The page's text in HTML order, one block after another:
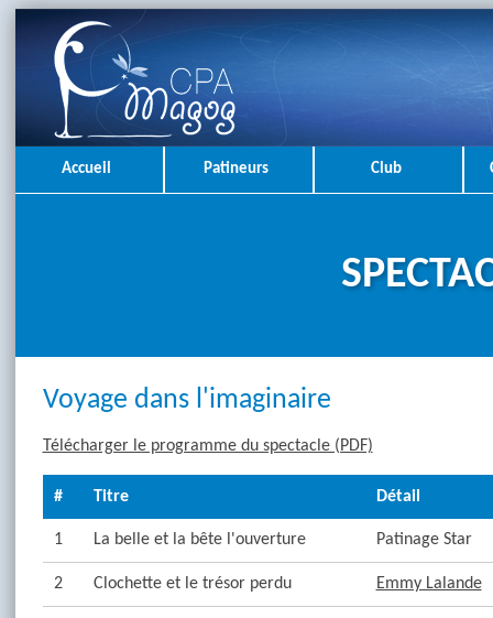
Accueil Patineurs Club
Voyage dans l'imaginaire
Télécharger le programme du spectacle (PDF)
# Titre Détail
1 La belle et la bête l'ouverture Patinage Star
2 Clochette et le trésor perdu Emmy Lalande